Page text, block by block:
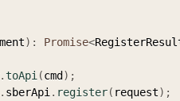
) : Promise<
.toApi (cmd ) ;
. sberApi . register( request) ;